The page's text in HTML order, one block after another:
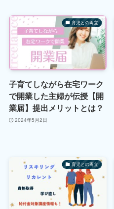
育児との両立
子育てしながら在宅ワーク
で開業した主婦が伝授【開
業届】提出メリットとは？
2024年5月2日
育児との両立